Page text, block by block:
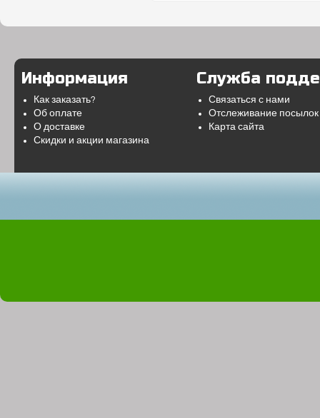
Информация
Как заказать?
Об оплате
О доставке
Скидки и акции магазина
Служба
Связаться с нами
Отслеживание посылок
Карта сайта